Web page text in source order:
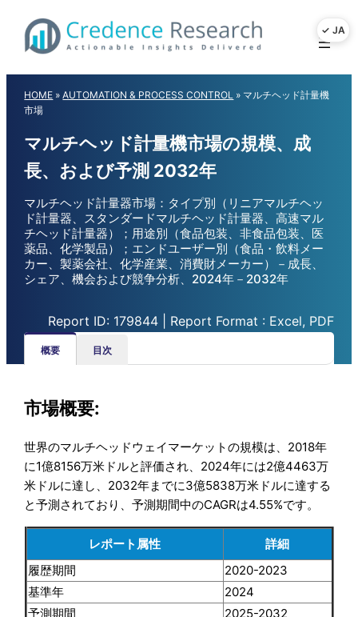
content
HOME »AUTOMATION & PROCESS CONTROL » マルチヘッド計量機
市場
マルチヘッド計量機市場の規模、成
長、および予測 2032年
マルチヘッド計量器市場：タイプ別（リニアマルチヘッ
ド計量器、スタンダードマルチヘッド計量器、高速マル
チヘッド計量器）；用途別（食品包装、非食品包装、医
薬品、化学製品）；エンドユーザー別（食品・飲料メー
カー、製薬会社、化学産業、消費財メーカー）－成長、
シェア、機会および競争分析、2024年－2032年
Report ID: 179844 | Report Format : Excel, PDF
概要 目次
市場概要:
世界のマルチヘッドウェイマーケットの規模は、2018年
に1億8156万米ドルと評価され、2024年には2億4463万
米ドルに達し、2032年までに3億5838万米ドルに達する
と予測されており、予測期間中のCAGRは4.55%です。
レポート属性
詳細
履歴期間
2020-2023
基準年
2024
予測期間
2025-2032